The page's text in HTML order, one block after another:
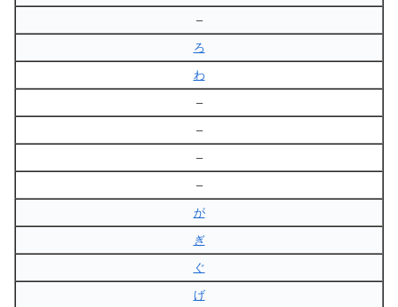
–
ろ
わ
–
–
–
–
が
ぎ
ぐ
げ